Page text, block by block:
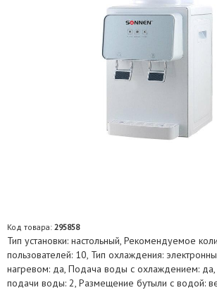
Код товара: 295858
Тип установки: настольный, Рекомендуемое
пользователей: 10, Тип охлаждения:
нагревом: да, Подача воды с охлаждением: да,
подачи воды: 2, Размещение бутыли с водой: